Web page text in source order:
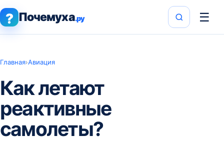
? Почемуха.ру ☰
Главная›Авиация
Как летают
реактивные
самолеты?